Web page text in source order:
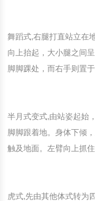
舞蹈式,右腿打直站立在
向上抬起，大小腿之间
脚脚踝处，而右手则置
半月式变式,由站姿起始
脚脚跟着地。身体下倾
触及地面。左臂向上抓
虎式,先由其他体式转为